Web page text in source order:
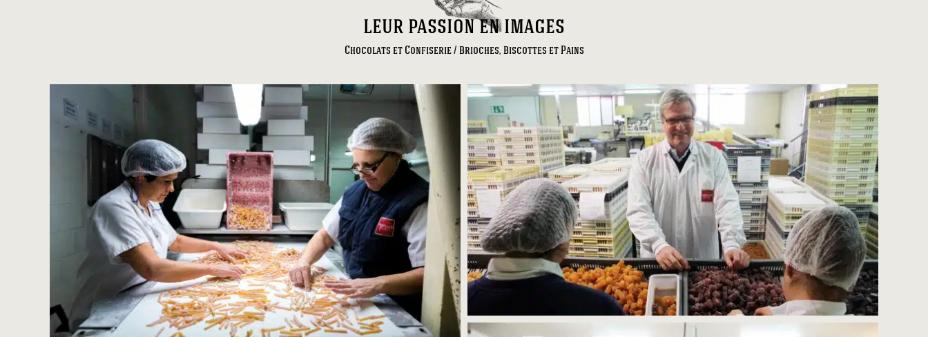
leur passion en images
Chocolats et Confiserie / Brioches, Biscottes et Pains